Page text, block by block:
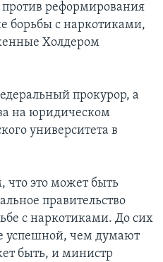
против реформирования
борьбы с наркотиками,
Холдером
прокурор, а
на юридическом
университета в
что это может быть
правительство
с наркотиками. До сих
успешной, чем думают
быть, и министр